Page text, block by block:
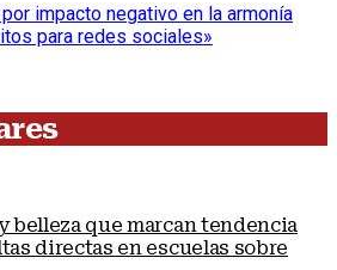
impacto negativo en la armonía
para redes sociales»
belleza que marcan tendencia
directas en escuelas sobre